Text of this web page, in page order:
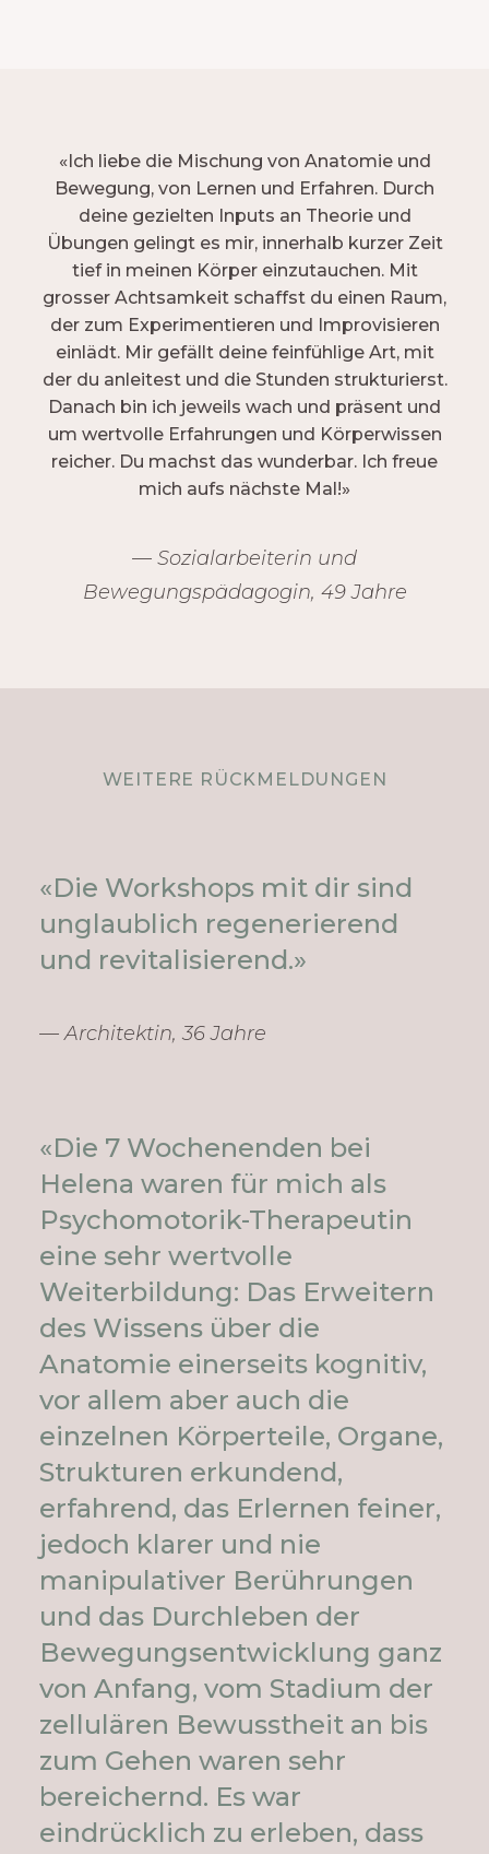
«Ich liebe die Mischung von Anatomie und
Bewegung, von Lernen und Erfahren. Durch
deine gezielten Inputs an Theorie und
Übungen gelingt es mir, innerhalb kurzer Zeit
tief in meinen Körper einzutauchen. Mit
grosser Achtsamkeit schaffst du einen Raum,
der zum Experimentieren und Improvisieren
einlädt. Mir gefällt deine feinfühlige Art, mit
der du anleitest und die Stunden strukturierst.
Danach bin ich jeweils wach und präsent und
um wertvolle Erfahrungen und Körperwissen
reicher. Du machst das wunderbar. Ich freue
mich aufs nächste Mal!»
— Sozialarbeiterin und
Bewegungspädagogin, 49 Jahre
WEITERE RÜCKMELDUNGEN
«Die Workshops mit dir sind
unglaublich regenerierend
und revitalisierend.»
— Architektin, 36 Jahre
«Die 7 Wochenenden bei
Helena waren für mich als
Psychomotorik-Therapeutin
eine sehr wertvolle
Weiterbildung: Das Erweitern
des Wissens über die
Anatomie einerseits kognitiv,
vor allem aber auch die
einzelnen Körperteile, Organe,
Strukturen erkundend,
erfahrend, das Erlernen feiner,
jedoch klarer und nie
manipulativer Berührungen
und das Durchleben der
Bewegungsentwicklung ganz
von Anfang, vom Stadium der
zellulären Bewusstheit an bis
zum Gehen waren sehr
bereichernd. Es war
eindrücklich zu erleben, dass